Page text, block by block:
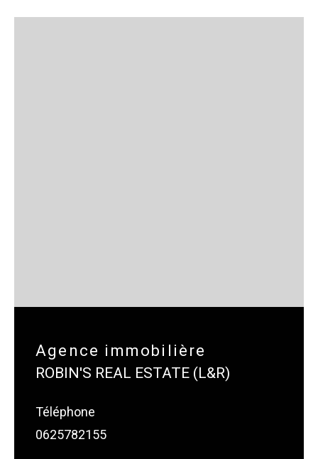
Agence immobilière
ROBIN'S REAL ESTATE (L&R)
Téléphone
0625782155